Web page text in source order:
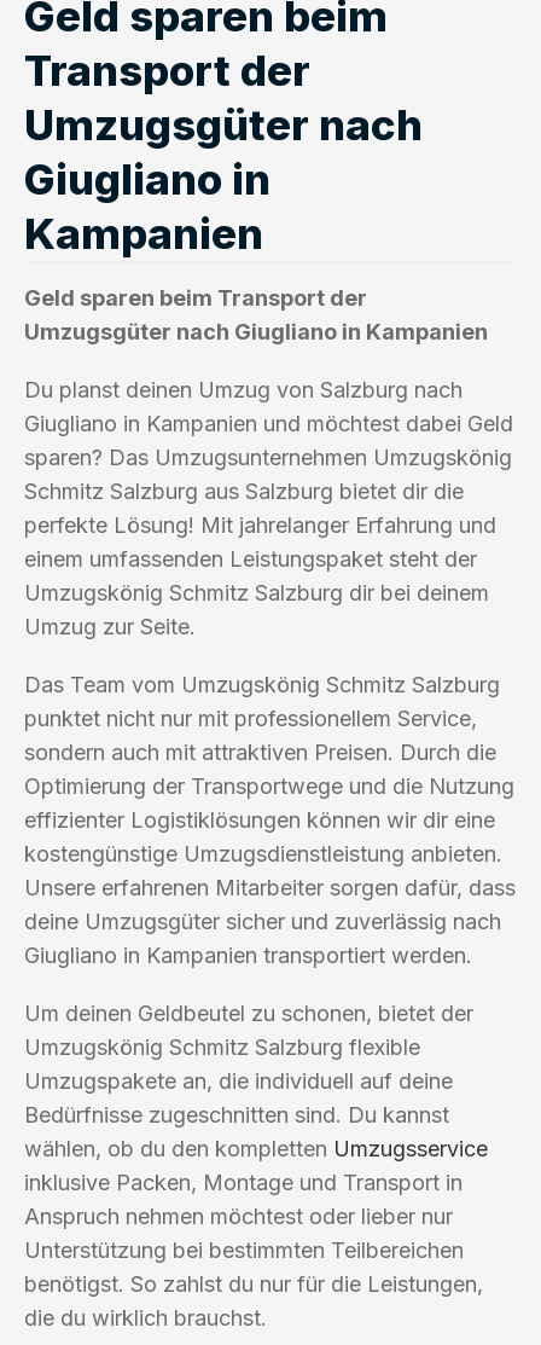
Geld sparen beim
Transport der
Umzugsgüter nach
Giugliano in
Kampanien
Geld sparen beim Transport der
Umzugsgüter nach Giugliano in Kampanien
Du planst deinen Umzug von Salzburg nach
Giugliano in Kampanien und möchtest dabei Geld
sparen? Das Umzugsunternehmen Umzugskönig
Schmitz Salzburg aus Salzburg bietet dir die
perfekte Lösung! Mit jahrelanger Erfahrung und
einem umfassenden Leistungspaket steht der
Umzugskönig Schmitz Salzburg dir bei deinem
Umzug zur Seite.
Das Team vom Umzugskönig Schmitz Salzburg
punktet nicht nur mit professionellem Service,
sondern auch mit attraktiven Preisen. Durch die
Optimierung der Transportwege und die Nutzung
effizienter Logistiklösungen können wir dir eine
kostengünstige Umzugsdienstleistung anbieten.
Unsere erfahrenen Mitarbeiter sorgen dafür, dass
deine Umzugsgüter sicher und zuverlässig nach
Giugliano in Kampanien transportiert werden.
Um deinen Geldbeutel zu schonen, bietet der
Umzugskönig Schmitz Salzburg flexible
Umzugspakete an, die individuell auf deine
Bedürfnisse zugeschnitten sind. Du kannst
wählen, ob du den kompletten Umzugsservice
inklusive Packen, Montage und Transport in
Anspruch nehmen möchtest oder lieber nur
Unterstützung bei bestimmten Teilbereichen
benötigst. So zahlst du nur für die Leistungen,
die du wirklich brauchst.